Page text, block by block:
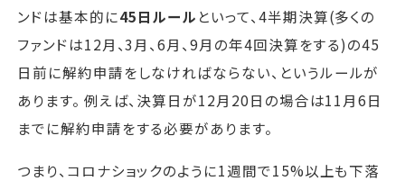
ンドは基本的に45日ルール といって、4半期決算(多くの
ファンドは12月、3月、6月、9月の年4回決算をする)の45
日前に解約申請をしなければならない、というルールが
あります。 例えば、決算日が12月20日の場合は11月6日
までに解約申請をする必要があります。
つまり、コロナショックのように1週間で15%以上も下落